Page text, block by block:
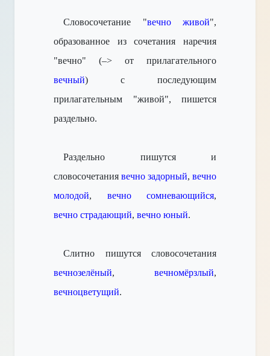
Словосочетание "вечно живой",
образованное из сочетания наречия
"вечно" (–> от прилагательного
вечный) с последующим
прилагательным "живой", пишется
раздельно.
Раздельно пишутся и
словосочетания вечно задорный, вечно
молодой, вечно сомневающийся,
вечно страдающий, вечно юный.
Слитно пишутся словосочетания
вечнозелёный, вечномёрзлый,
вечноцветущий.